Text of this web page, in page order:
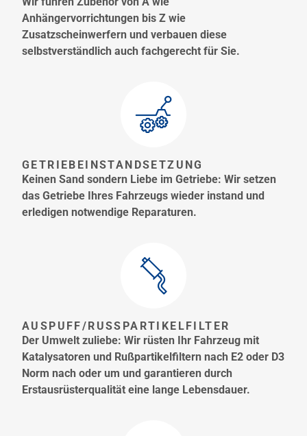
Anhängervorrichtungen bis Z wie
Zusatzscheinwerfern und verbauen diese
selbstverständlich auch fachgerecht für Sie.
GETRIEBEINSTANDSETZUNG
Keinen Sand sondern Liebe im Getriebe: Wir setzen
das Getriebe Ihres Fahrzeugs wieder instand und
erledigen notwendige Reparaturen.
AUSPUFF/RUSSPARTIKELFILTER
Der Umwelt zuliebe: Wir rüsten Ihr Fahrzeug mit
Katalysatoren und Rußpartikelfiltern nach E2 oder D3
Norm nach oder um und garantieren durch
Erstausrüsterqualität eine lange Lebensdauer.